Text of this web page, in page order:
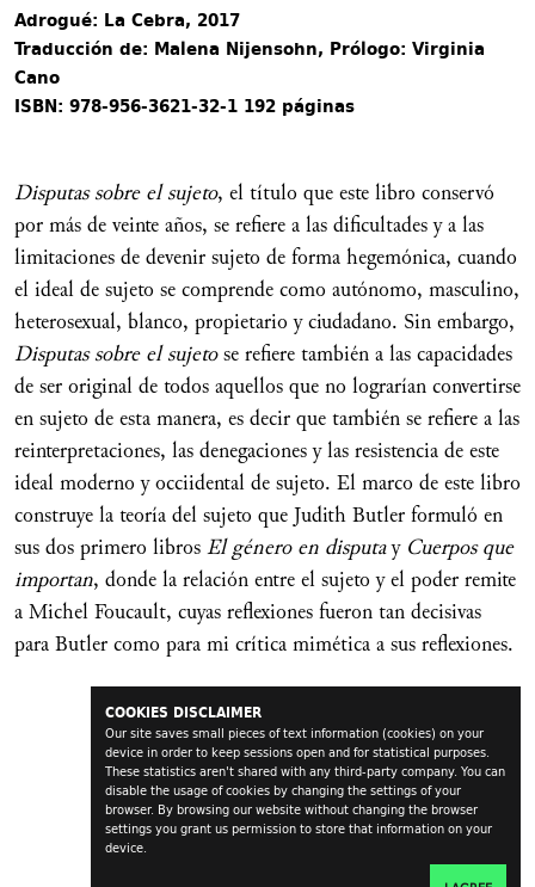
COOKIES DISCLAIMER
Our site saves small pieces of text information (cookies) on your
device in order to keep sessions open and for statistical purposes.
These statistics aren't shared with any third-party company. You can
disable the usage of cookies by changing the settings of your
browser. By browsing our website without changing the browser
settings you grant us permission to store that information on your
device.
Adrogué: La Cebra, 2017
Traducción de: Malena Nijensohn, Prólogo: Virginia
Cano
ISBN: 978-956-3621-32-1 192 páginas
Disputas sobre el sujeto, el título que este libro conservó
por más de veinte años, se refiere a las dificultades y a las
limitaciones de devenir sujeto de forma hegemónica, cuando
el ideal de sujeto se comprende como autónomo, masculino,
heterosexual, blanco, propietario y ciudadano. Sin embargo,
Disputas sobre el sujetose refiere también a las capacidades
de ser original de todos aquellos que no lograrían convertirse
en sujeto de esta manera, es decir que también se refiere a las
reinterpretaciones, las denegaciones y las resistencia de este
ideal moderno y occiidental de sujeto. El marco de este libro
construye la teoría del sujeto que Judith Butler formuló en
sus dos primero librosEl género en disputay Cuerpos que
importan, donde la relación entre el sujeto y el poder remite
a Michel Foucault, cuyas reflexiones fueron tan decisivas
para Butler como para mi crítica mimética a sus reflexiones.